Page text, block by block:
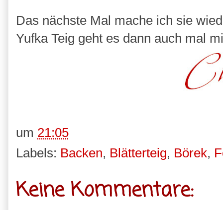
Das nächste Mal mache ich sie
Yufka Teig geht es dann auch mal
um 21:05
Labels: Backen, Blätterteig, Börek,
Keine Kommentare: